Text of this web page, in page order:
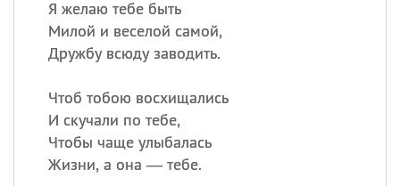
Я желаю тебе быть
Милой и веселой самой,
Дружбу всюду заводить.
Чтоб тобою восхищались
И скучали по тебе,
Чтобы чаще улыбалась
Жизни, а она — тебе.